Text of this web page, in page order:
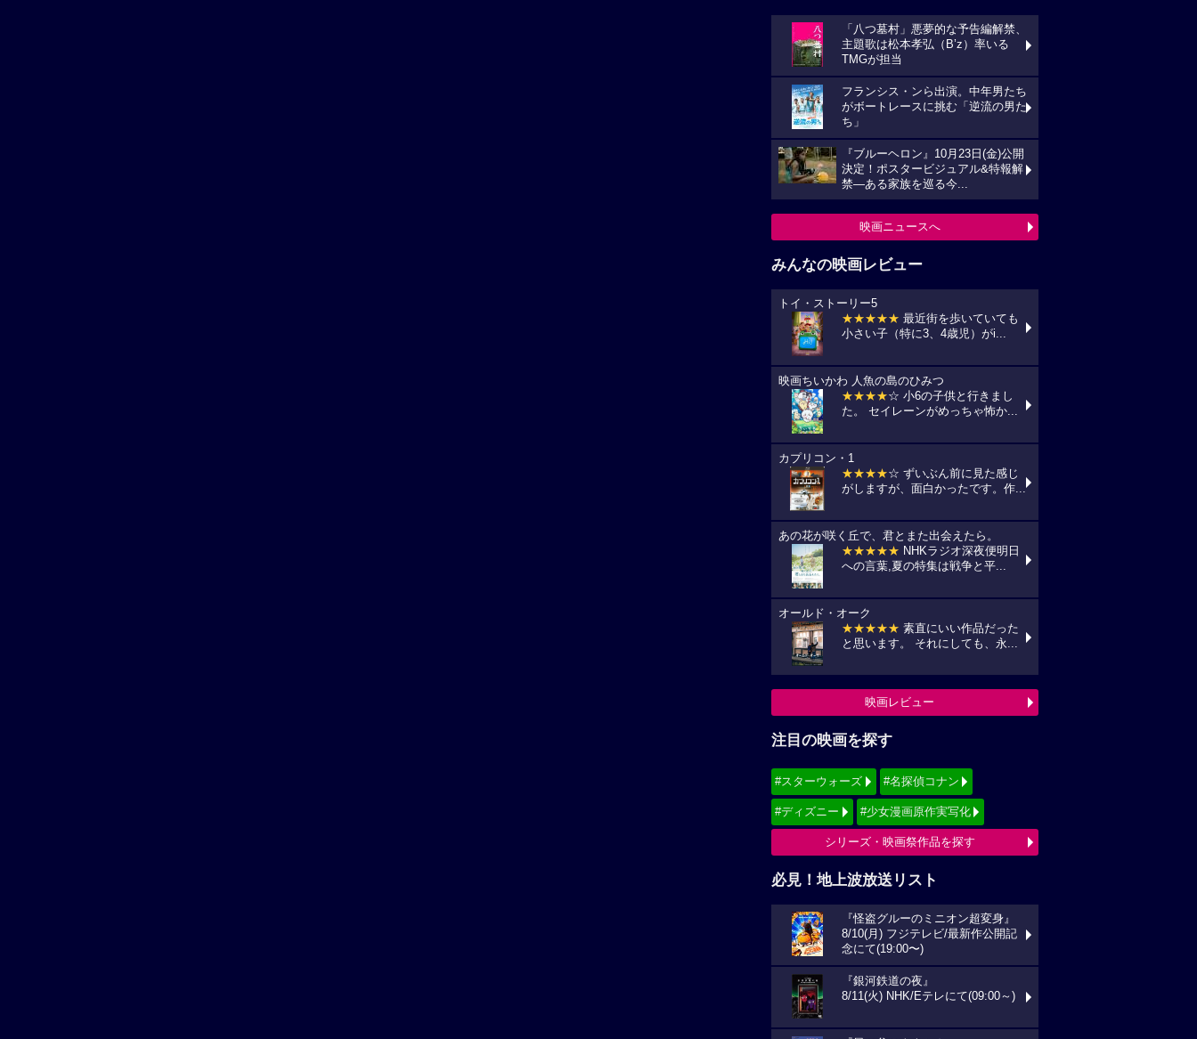
「八つ墓村」悪夢的な予告編解禁、
主題歌は松本孝弘（B’z）率いる
TMGが担当
フランシス・ンら出演。中年男たち
がボートレースに挑む「逆流の男た
ち」
『ブルーヘロン』10月23日(金)公開
決定！ポスタービジュアル&特報解
禁―ある家族を巡る今...
映画ニュースへ
みんなの映画レビュー
トイ・ストーリー5
★★★★★ 最近街を歩いていても
小さい子（特に3、4歳児）がi...
映画ちいかわ 人魚の島のひみつ
★★★★☆ 小6の子供と行きまし
た。 セイレーンがめっちゃ怖か...
カプリコン・1
★★★★☆ ずいぶん前に見た感じ
がしますが、面白かったです。作...
あの花が咲く丘で、君とまた出会えたら。
★★★★★ NHKラジオ深夜便明日
への言葉,夏の特集は戦争と平...
オールド・オーク
★★★★★ 素直にいい作品だった
と思います。 それにしても、永...
映画レビュー
注目の映画を探す
#スターウォーズ #名探偵コナン
#ディズニー #少女漫画原作実写化
シリーズ・映画祭作品を探す
必見！地上波放送リスト
『怪盗グルーのミニオン超変身』
8/10(月) フジテレビ/最新作公開記
念にて(19:00〜)
『銀河鉄道の夜』
8/11(火) NHK/Eテレにて(09:00～)